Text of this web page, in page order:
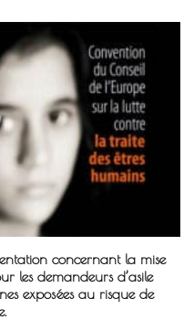
concernant la mise
les demandeurs d’asile
exposées au risque de